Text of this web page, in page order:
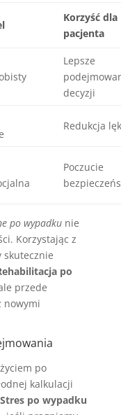
Korzyść dla
pacjenta
Lepsze
decyzji
Redukcja
Poczucie
po wypadkunie
Korzystając z
skutecznie
po
przede
nowymi
po
kalkulacji
Stres po wypadku